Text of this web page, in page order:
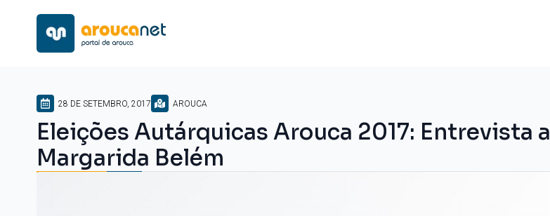
28 DE SETEMBRO, 2017 AROUCA
Eleições Autárquicas Arouca 2017: Entrevista a
Margarida Belém